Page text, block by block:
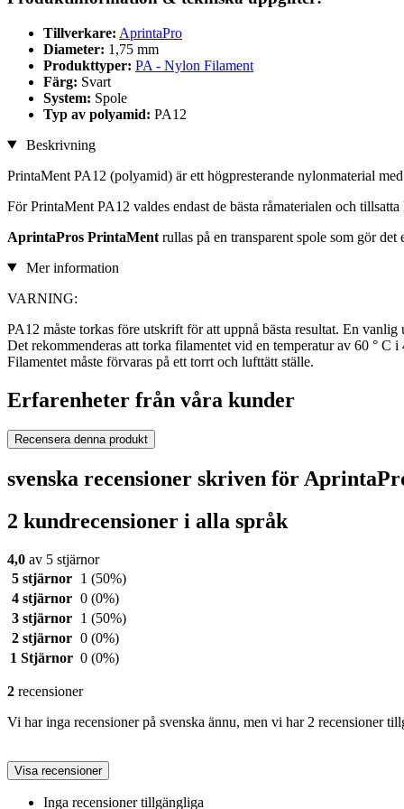
Tillverkare: AprintaPro
Diameter: 1,75 mm
Produkttyper: PA - Nylon Filament
Färg: Svart
System: Spole
Typ av polyamid: PA12
Beskrivning
PrintaMent PA12 (polyamid) är ett högpresterande nylonmaterial
För PrintaMent PA12 valdes endast de bästa råmaterialen och tillsatta
AprintaPros PrintaMent rullas på en transparent spole som gör
Mer information
VARNING:
PA12 måste torkas före utskrift för att uppnå bästa resultat. En
Det rekommenderas att torka filamentet vid en temperatur av 60 ° C i
Filamentet måste förvaras på ett torrt och lufttätt ställe.
Erfarenheter från våra kunder
Recensera denna produkt
svenska recensioner skriven för
2 kundrecensioner i alla språk
4,0 av 5 stjärnor
5 stjärnor
1 (50%)
4 stjärnor 0 (0%)
3 stjärnor
1 (50%)
2 stjärnor 0 (0%)
1 Stjärnor 0 (0%)
2 recensioner
Vi har inga recensioner på svenska ännu, men vi har 2 recensioner
Visa recensioner
Inga recensioner tillgängliga